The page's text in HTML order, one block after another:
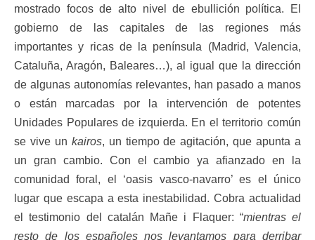
mostrado focos de alto nivel de ebullición política. El
gobierno de las capitales de las regiones más
importantes y ricas de la península (Madrid, Valencia,
Cataluña, Aragón, Baleares…), al igual que la dirección
de algunas autonomías relevantes, han pasado a manos
o están marcadas por la intervención de potentes
Unidades Populares de izquierda. En el territorio común
se vive un kairos, un tiempo de agitación, que apunta a
un gran cambio. Con el cambio ya afianzado en la
comunidad foral, el ‘oasis vasco-navarro’ es el único
lugar que escapa a esta inestabilidad. Cobra actualidad
el testimonio del catalán Mañe i Flaquer: “mientras el
resto de los españoles nos levantamos para derribar